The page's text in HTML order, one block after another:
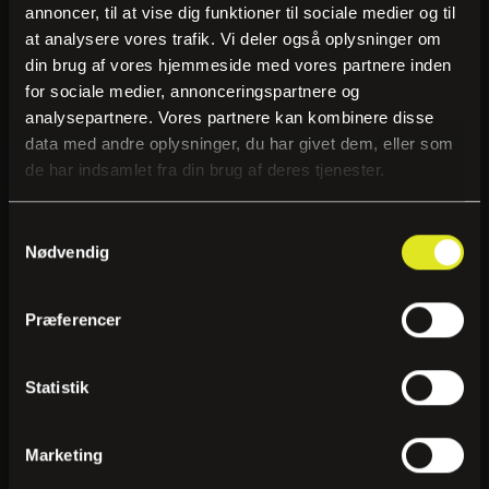
annoncer, til at vise dig funktioner til sociale medier og til
at analysere vores trafik. Vi deler også oplysninger om
din brug af vores hjemmeside med vores partnere inden
for sociale medier, annonceringspartnere og
analysepartnere. Vores partnere kan kombinere disse
data med andre oplysninger, du har givet dem, eller som
de har indsamlet fra din brug af deres tjenester.
Nødvendig
Præferencer
Statistik
Marketing
Dane Eskil GORE-TEX Grip
er det perfekte
valg til motorcyklister, der søger
sommerhandsker med høj komfort, præcision
og pålidelig beskyttelse – uanset om turen går
gennem byen eller ud på de lange landeveje.
Yderligere information